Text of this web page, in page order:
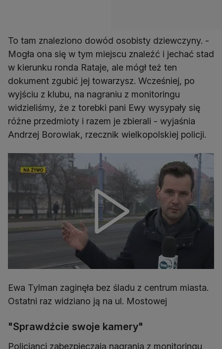
To tam znaleziono dowód osobisty dziewczyny. -
Mogła ona się w tym miejscu znaleźć i jechać stad
w kierunku ronda Rataje, ale mógł też ten
dokument zgubić jej towarzysz. Wcześniej, po
wyjściu z klubu, na nagraniu z monitoringu
widzieliśmy, że z torebki pani Ewy wysypały się
różne przedmioty i razem je zbierali - wyjaśnia
Andrzej Borowiak, rzecznik wielkopolskiej policji.
Ewa Tylman zaginęła bez śladu z centrum miasta.
Ostatni raz widziano ją na ul. Mostowej
"Sprawdźcie swoje kamery"
Policjanci zabezpieczają nagrania z monitoringu